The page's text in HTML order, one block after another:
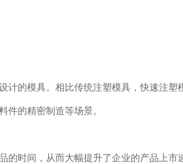
的模具。相比传统注塑模具，快速注
的精密制造等场景。
时间，从而大幅提升了企业的产品上